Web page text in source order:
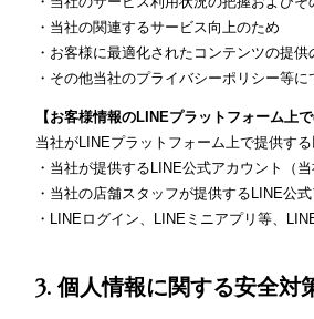
・当社の関連するサービス向上のため
・お客様に最適化されたコンテンツの提供
・その他当社のプライバシーポリシー等
【お客様情報のLINEプラットフォーム上
当社がLINEプラットフォーム上で提供す
・当社が提供するLINE公式アカウント（
・当社の店舗スタッフが提供するLINE公
・LINEログイン、LINEミニアプリ等、
3. 個人情報に関する安全対